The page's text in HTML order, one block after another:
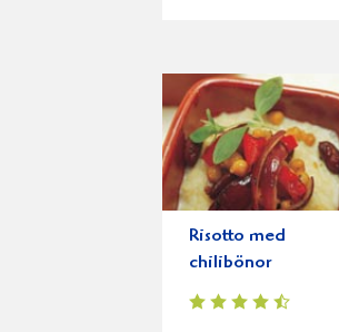
Risotto med
chilibönor